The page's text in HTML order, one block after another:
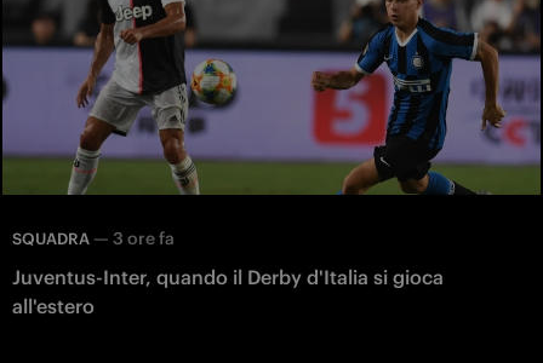
SQUADRA — 3 ore fa
Juventus-Inter, quando il Derby d'Italia si gioca
all'estero